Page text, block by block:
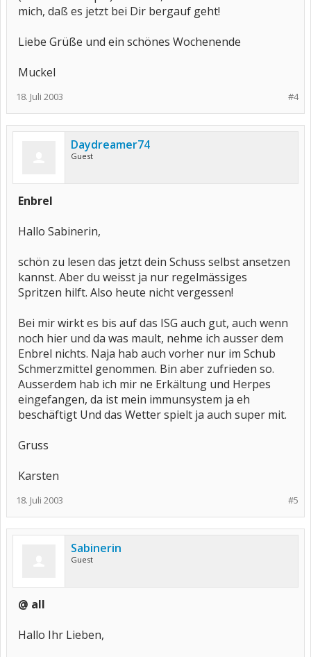
mich, daß es jetzt bei Dir bergauf geht!
Liebe Grüße und ein schönes Wochenende
Muckel
#4
18. Juli 2003
Daydreamer74
Guest
Enbrel
Hallo Sabinerin,
schön zu lesen das jetzt dein Schuss selbst ansetzen
kannst. Aber du weisst ja nur regelmässiges
Spritzen hilft. Also heute nicht vergessen!
Bei mir wirkt es bis auf das ISG auch gut, auch wenn
noch hier und da was mault, nehme ich ausser dem
Enbrel nichts. Naja hab auch vorher nur im Schub
Schmerzmittel genommen. Bin aber zufrieden so.
Ausserdem hab ich mir ne Erkältung und Herpes
eingefangen, da ist mein immunsystem ja eh
beschäftigt Und das Wetter spielt ja auch super mit.
Gruss
Karsten
#5
18. Juli 2003
Sabinerin
Guest
@ all
Hallo Ihr Lieben,